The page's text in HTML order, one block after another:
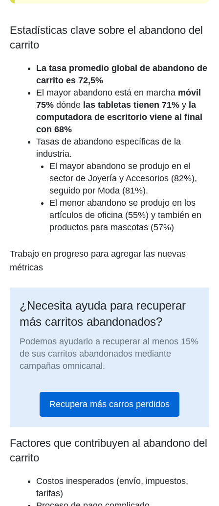
Estadísticas clave sobre el abandono del
carrito
La tasa promedio global de abandono de
carrito es 72,5%
El mayor abandono está en marcha móvil
75% dónde las tabletas tienen 71% y la
computadora de escritorio viene al final
con 68%
Tasas de abandono específicas de la
industria.
El mayor abandono se produjo en el
sector de Joyería y Accesorios (82%),
seguido por Moda (81%).
El menor abandono se produjo en los
artículos de oficina (55%) y también en
productos para mascotas (57%)
Trabajo en progreso para agregar las nuevas
métricas
¿Necesita ayuda para recuperar
más carritos abandonados?
Podemos ayudarlo a recuperar al menos 15%
de sus carritos abandonados mediante
campañas omnicanal.
Recupera más carros perdidos
Factores que contribuyen al abandono del
carrito
Costos inesperados (envío, impuestos,
tarifas)